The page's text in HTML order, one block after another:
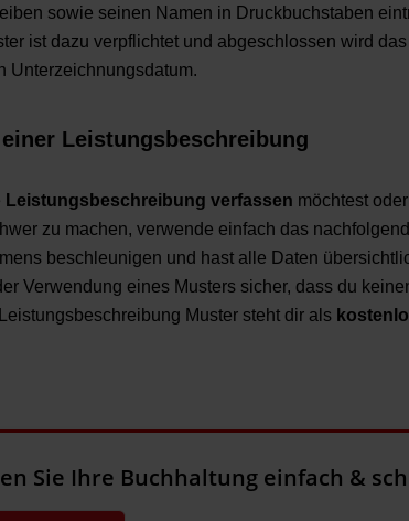
sowie seinen Namen in Druckbuchstaben
ist dazu verpflichtet und abgeschlossen wird
Unterzeichnungsdatum.
Leistungsbeschreibung
Leistungsbeschreibung verfassen möchtest
zu machen, verwende einfach das
beschleunigen und hast alle Daten
Verwendung eines Musters sicher, dass du
Muster steht dir als
Sie Ihre Buchhaltung einfach &